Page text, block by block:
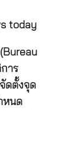
today
าร
ดตั้งจุด
หนด